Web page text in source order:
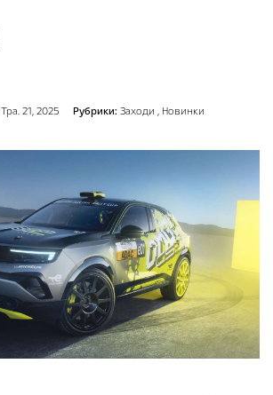
Тра. 21, 2025 Рубрики: Заходи , Новинки